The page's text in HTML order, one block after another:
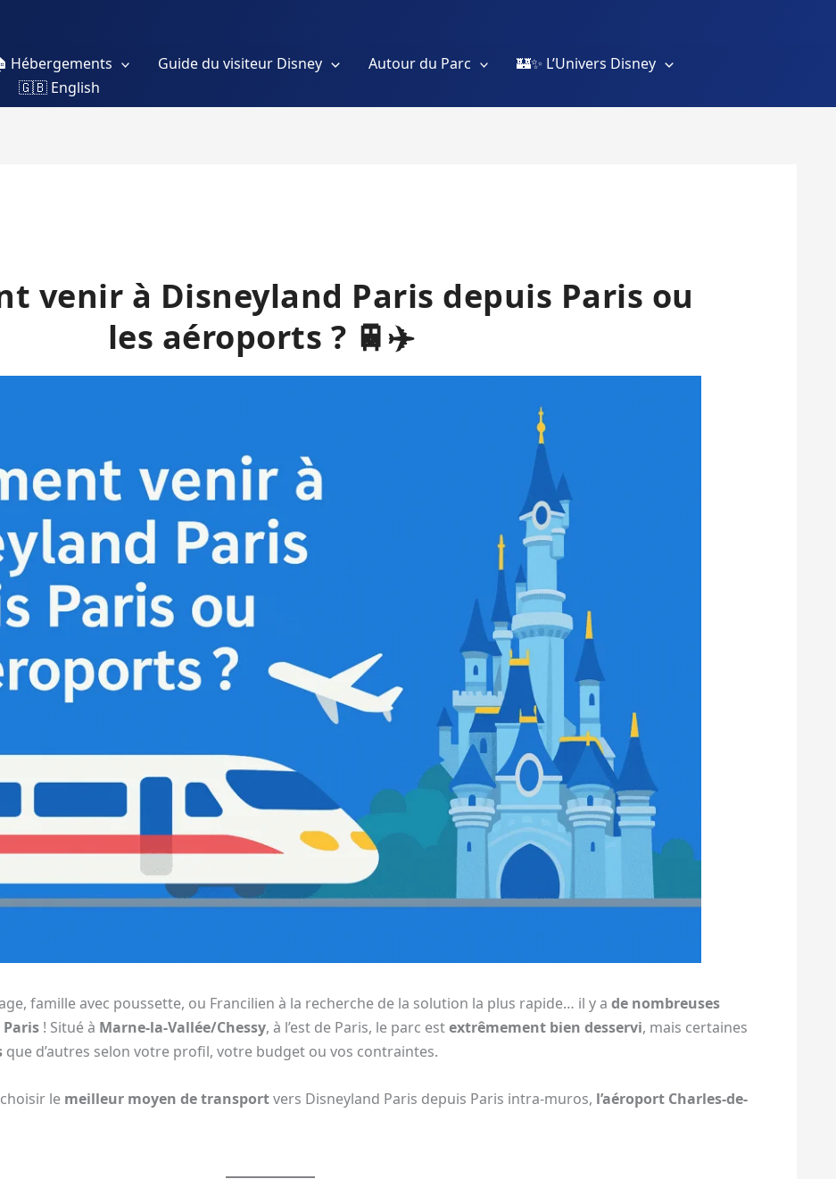
Hébergements Guide du visiteur Disney Autour du Parc
🏰✨ L’Univers Disney
🇬🇧 English
venir à Disneyland Paris depuis Paris ou
les aéroports ? 🚆✈️
famille avec poussette, ou Francilien à la recherche de la solution la plus rapide… il y a de nombreuses
! Situé à Marne-la-Vallée/Chessy, à l’est de Paris, le parc estextrêmement bien desservi, mais certaines
que d’autres selon votre profil, votre budget ou vos contraintes.
le meilleur moyen de transportvers Disneyland Paris depuis Paris intra-muros, l’aéroport Charles-de-